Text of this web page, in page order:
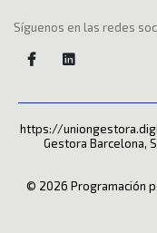
Síguenos en las redes
https://
Gestora Barcelona,
© 2026 Programación